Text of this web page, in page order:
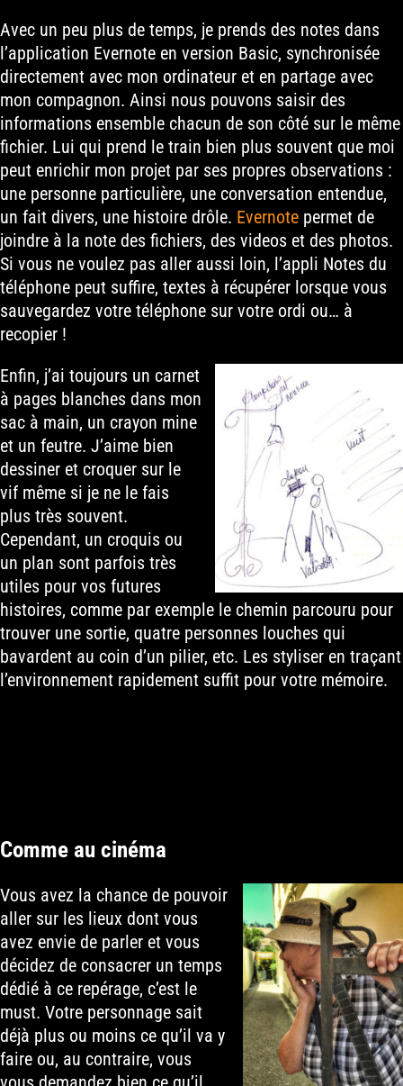
Avec un peu plus de temps, je prends des notes dans
l’application Evernote en version Basic, synchronisée
directement avec mon ordinateur et en partage avec
mon compagnon. Ainsi nous pouvons saisir des
informations ensemble chacun de son côté sur le même
fichier. Lui qui prend le train bien plus souvent que moi
peut enrichir mon projet par ses propres observations :
une personne particulière, une conversation entendue,
un fait divers, une histoire drôle. Evernotepermet de
joindre à la note des fichiers, des videos et des photos.
Si vous ne voulez pas aller aussi loin, l’appli Notes du
téléphone peut suffire, textes à récupérer lorsque vous
sauvegardez votre téléphone sur votre ordi ou… à
recopier !
Enfin, j’ai toujours un carnet
à pages blanches dans mon
sac à main, un crayon mine
et un feutre. J’aime bien
dessiner et croquer sur le
vif même si je ne le fais
plus très souvent.
Cependant, un croquis ou
un plan sont parfois très
utiles pour vos futures
histoires, comme par exemple le chemin parcouru pour
trouver une sortie, quatre personnes louches qui
bavardent au coin d’un pilier, etc. Les styliser en traçant
l’environnement rapidement suffit pour votre mémoire.
Comme au cinéma
Vous avez la chance de pouvoir
aller sur les lieux dont vous
avez envie de parler et vous
décidez de consacrer un temps
dédié à ce repérage, c’est le
must. Votre personnage sait
déjà plus ou moins ce qu’il va y
faire ou, au contraire, vous